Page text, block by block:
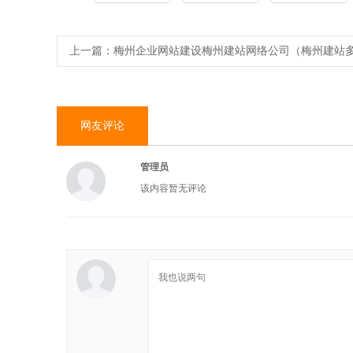
上一篇： 梅州企业网站建设梅州建站网络公司（梅州建站
网友评论
管理员
该内容暂无评论